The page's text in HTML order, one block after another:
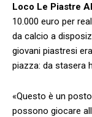
Loco Le Piastre
10.000 euro per
da calcio a
giovani piastresi
piazza: da stasera
«Questo è un
possono giocare